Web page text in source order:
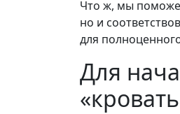
Что ж, мы
но и
для
Для